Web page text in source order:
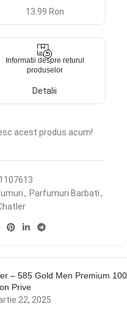
13.99 Ron
Informatii despre returul
produselor
Detalii
acest produs acum!
, Parfumuri Barbati,
– 585 Gold Men Premium 100
Prive
22, 2025